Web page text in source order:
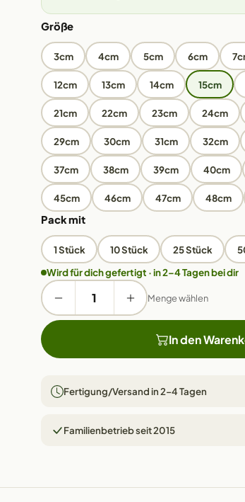
Größe
3cm 4cm 5cm 6cm
12cm 13cm 14cm 15cm
21cm 22cm 23cm 24cm
29cm 30cm 31cm 32cm
37cm 38cm 39cm 40cm
45cm 46cm 47cm 48cm
Pack mit
1 Stück 10 Stück 25 Stück
Wird für dich gefertigt · in 2–4 Tagen bei dir
Menge wählen
In den
Fertigung/Versand in 2–4 Tagen
Familienbetrieb seit 2015